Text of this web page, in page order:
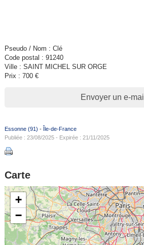
Pseudo / Nom : Clé
Code postal : 91240
Ville : SAINT MICHEL SUR ORGE
Prix : 700 €
Envoyer un e-mail
Essonne (91) - Île-de-France
Publiée : 23/08/2025 - Expirée : 21/11/2025
Carte
+
−